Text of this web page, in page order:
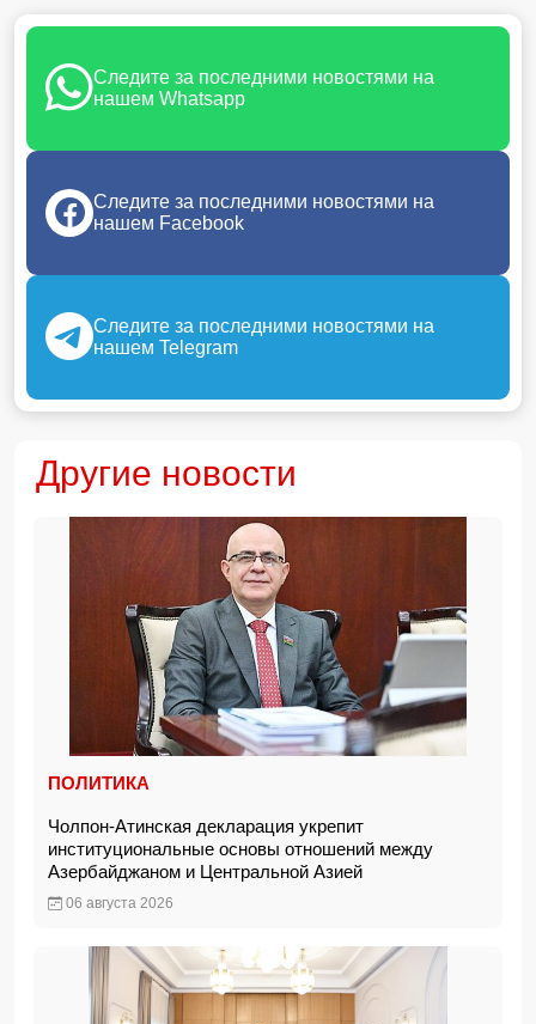
Следите за последними новостями на
нашем Whatsapp
Следите за последними новостями на
нашем Facebook
Следите за последними новостями на
нашем Telegram
Другие новости
ПОЛИТИКА
Чолпон-Атинская декларация укрепит
институциональные основы отношений между
Азербайджаном и Центральной Азией
06 августа 2026